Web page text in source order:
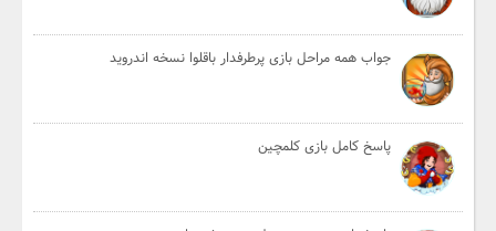
جواب همه مراحل بازی پرطرفدار باقلوا نسخه اندروید
پاسخ کامل بازی کلمچین